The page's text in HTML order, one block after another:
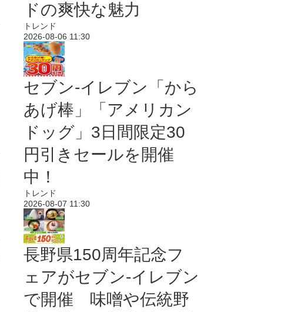
ドの爽快な魅力
トレンド
2026-08-06 11:30
セブン‐イレブン「から
あげ棒」「アメリカン
ドッグ」3日間限定30
円引きセールを開催
中！
トレンド
2026-08-07 11:30
長野県150周年記念フ
ェアがセブン-イレブン
で開催 味噌や伝統野